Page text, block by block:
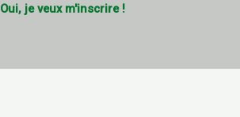
Oui, je veux m'inscrire !